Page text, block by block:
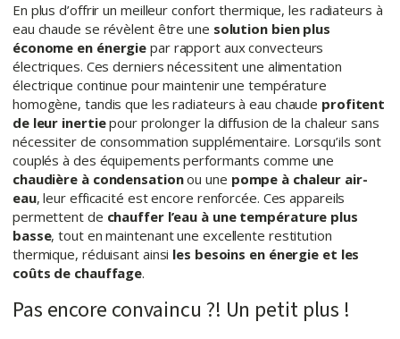
En plus d’offrir un meilleur confort thermique, les radiateurs à
eau chaude se révèlent être une solution bien plus
économe en énergie par rapport aux convecteurs
électriques. Ces derniers nécessitent une alimentation
électrique continue pour maintenir une température
homogène, tandis que les radiateurs à eau chaude profitent
de leur inertiepour prolonger la diffusion de la chaleur sans
nécessiter de consommation supplémentaire. Lorsqu’ils sont
couplés à des équipements performants comme une
chaudière à condensationou une pompe à chaleur air-
eau, leur efficacité est encore renforcée. Ces appareils
permettent de chauffer l’eau à une température plus
basse, tout en maintenant une excellente restitution
thermique, réduisant ainsi les besoins en énergie et les
coûts de chauffage.
Pas encore convaincu ?! Un petit plus !